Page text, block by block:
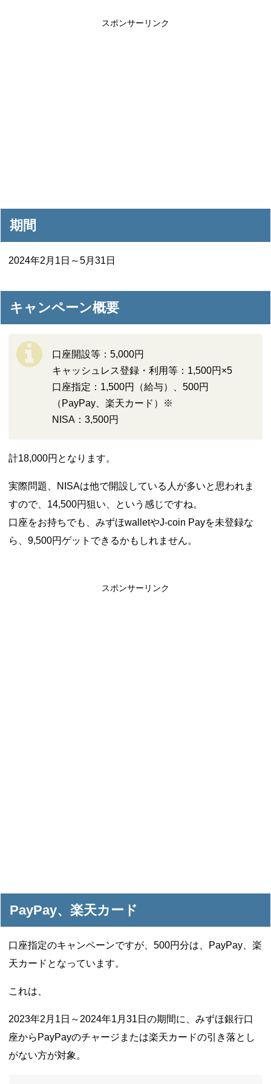
スポンサーリンク
期間
2024年2月1日～5月31日
キャンペーン概要
口座開設等：5,000円
キャッシュレス登録・利用等：1,500円×5
口座指定：1,500円（給与）、500円
（PayPay、楽天カード）※
NISA：3,500円
計18,000円となります。
実際問題、NISAは他で開設している人が多いと思われま
すので、14,500円狙い、という感じですね。
口座をお持ちでも、みずほwalletやJ-coin Payを未登録な
ら、9,500円ゲットできるかもしれません。
スポンサーリンク
PayPay、楽天カード
口座指定のキャンペーンですが、500円分は、PayPay、楽
天カードとなっています。
これは、
2023年2月1日～2024年1月31日の期間に、みずほ銀行口
座からPayPayのチャージまたは楽天カードの引き落とし
がない方が対象。